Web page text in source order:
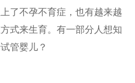
了不孕不育症，也有越来越
式来生育。有一部分人想知
管婴儿？